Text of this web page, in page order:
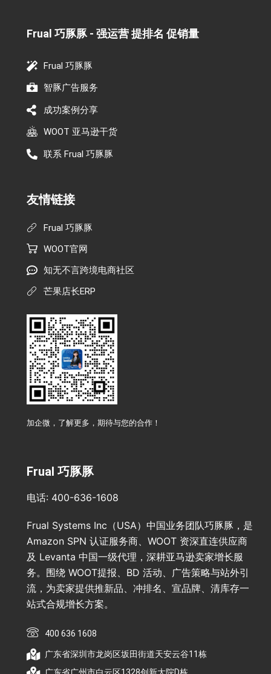
Frual 巧豚豚 - 强运营 提排名 促销量​
Frual 巧豚豚
智豚广告服务
成功案例分享
WOOT 亚马逊干货
联系 Frual 巧豚豚
友情链接
Frual 巧豚豚
WOOT官网
知无不言跨境电商社区
芒果店长ERP
加企微，了解更多，期待与您的合作！
Frual 巧豚豚
电话: 400-636-1608
Frual Systems Inc（USA）中国业务团队巧豚豚，是
Amazon SPN 认证服务商、WOOT 资深直连供应商
及 Levanta 中国一级代理，深耕亚马逊卖家增长服
务。围绕 WOOT提报、BD 活动、广告策略与站外引
流，为卖家提供推新品、冲排名、宣品牌、清库存一
站式合规增长方案。
400 636 1608
广东省深圳市龙岗区坂田街道天安云谷11栋